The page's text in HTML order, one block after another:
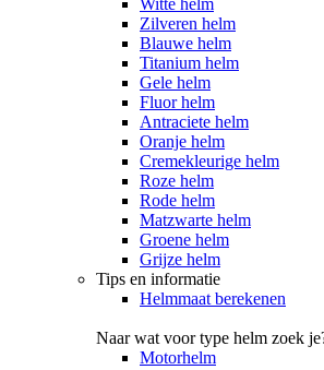
Witte helm
Zilveren helm
Blauwe helm
Titanium helm
Gele helm
Fluor helm
Antraciete helm
Oranje helm
Cremekleurige helm
Roze helm
Rode helm
Matzwarte helm
Groene helm
Grijze helm
Tips en informatie
Helmmaat berekenen
Naar wat voor type helm zoek
Motorhelm